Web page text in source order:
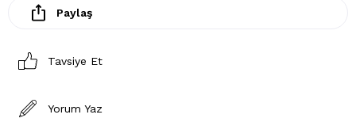
Paylaş
Tavsiye Et
Yorum Yaz